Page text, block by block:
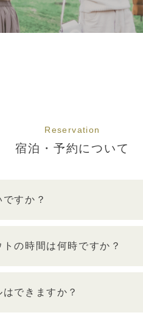
Reservation
宿泊・予約について
すか？
の時間は何時ですか？
できますか？